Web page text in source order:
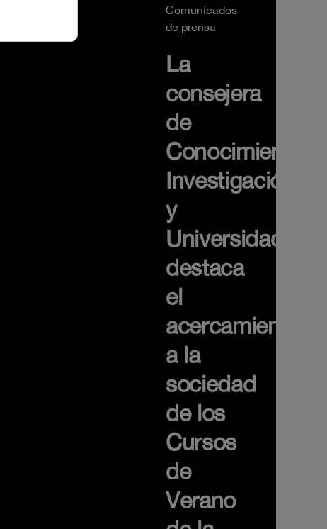
Comunicados
de prensa
La
consejera
de
Conocimiento,
Investigación
y
Universidades
destaca
el
acercamiento
a la
sociedad
de los
Cursos
de
Verano